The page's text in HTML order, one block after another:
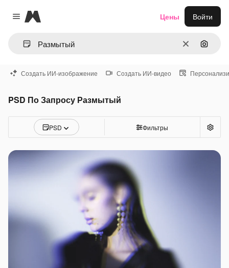
Close menu
Magnific
ОчиститьПоиск
Цены Войти
Создать ИИ-изображение Создать ИИ-видео
PSD По Запросу Размытый
PSD Фильтры